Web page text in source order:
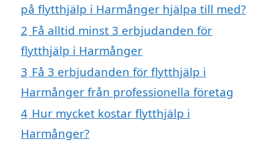
på flytthjälp i Harmånger hjälpa till med?
2 Få alltid minst 3 erbjudanden för
flytthjälp i Harmånger
3 Få 3 erbjudanden för flytthjälp i
Harmånger från professionella företag
4 Hur mycket kostar flytthjälp i
Harmånger?